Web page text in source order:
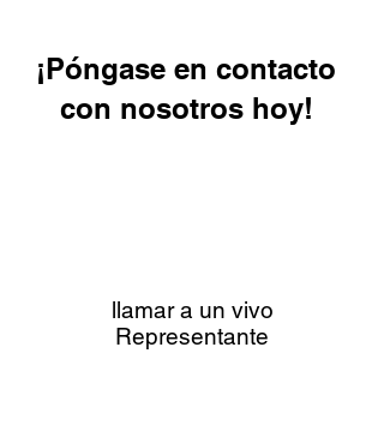
¡Póngase en contacto
con nosotros hoy!
llamar a un vivo
Representante